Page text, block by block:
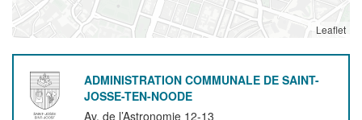
Leaflet
ADMINISTRATION COMMUNALE DE SAINT-
JOSSE-TEN-NOODE
Av. de l’Astronomie 12-13